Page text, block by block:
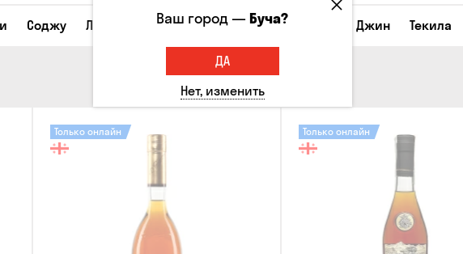
Соджу Ликеры и настойки Коньяки и бренди Джин Текила
Только онлайн Только онлайн
Ваш город —Буча?
ДА
Нет, изменить